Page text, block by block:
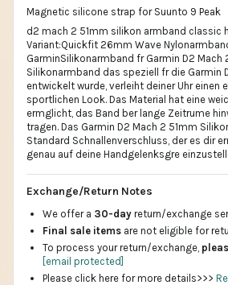
Magnetic silicone strap for Suunto 9 Peak
d2 mach 2 51mm silikon armband classic
Variant:Quickfit 26mm Wave
GarminSilikonarmband fr Garmin D2 Mach
Silikonarmband das speziell fr die Garmin
entwickelt wurde, verleiht deiner Uhr einen
sportlichen Look. Das Material hat eine
ermglicht, das Band ber lange Zeitrume
tragen. Das Garmin D2 Mach 2 51mm
Standard Schnallenverschluss, der es dir
genau auf deine Handgelenksgre
Exchange/Return Notes
We offer a 30-day return/exchange
Final sale items are not eligible for
To process your return/exchange,
[email protected]
Please click here for more details>>>